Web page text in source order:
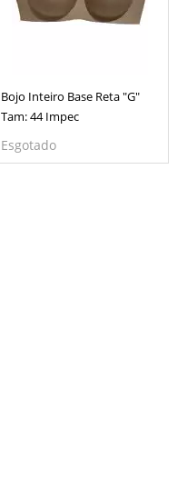
Bojo Inteiro Base Reta "G"
Tam: 44 Impec
Esgotado